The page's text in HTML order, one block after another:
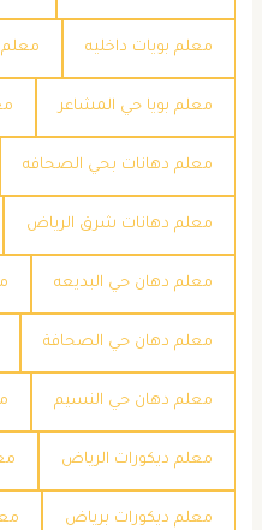
معلم بويات داخليه معلم
معلم بويا حي المشاعر
معلم دهانات بحي الصحافه
معلم دهانات شرق الرياض
معلم دهان حي البديعه
معلم دهان حي الصحافة
معلم دهان حي النسيم
معلم ديكورات الرياض
معلم ديكورات برياض